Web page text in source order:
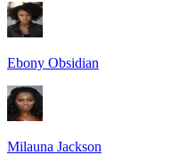
Ebony Obsidian
Milauna Jackson